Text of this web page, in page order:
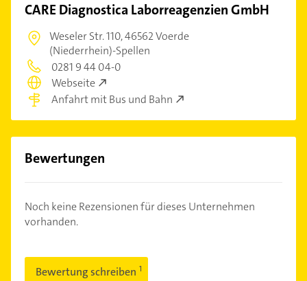
CARE Diagnostica Laborreagenzien GmbH
Weseler Str. 110,46562 Voerde
(Niederrhein)-Spellen
0281 9 44 04-0
Webseite
Anfahrt mit Bus und Bahn
Bewertungen
Noch keine Rezensionen für dieses Unternehmen
vorhanden.
Bewertung schreiben